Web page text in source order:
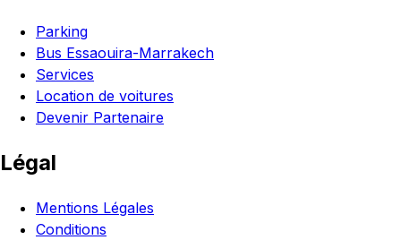
Parking
Bus Essaouira-Marrakech
Services
Location de voitures
Devenir Partenaire
Légal
Mentions Légales
Conditions